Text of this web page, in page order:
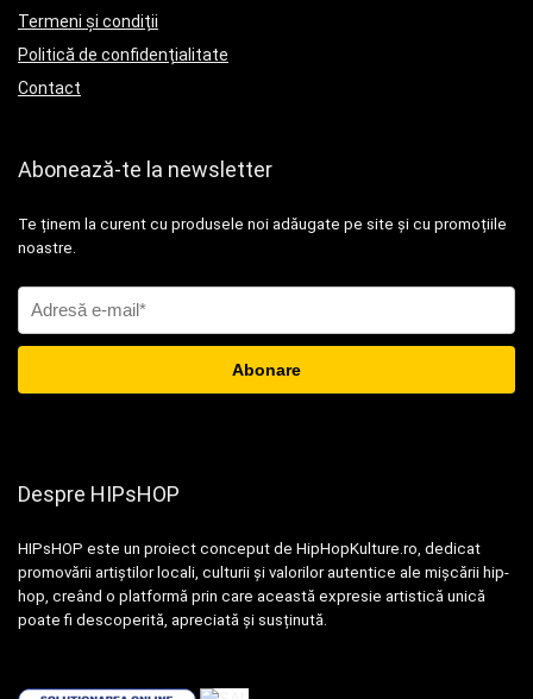
Termeni și condiții
Politică de confidențialitate
Contact
Abonează-te la newsletter
Te ținem la curent cu produsele noi adăugate pe site și cu promoțiile
noastre.
Despre HIPsHOP
HIPsHOP este un proiect conceput de HipHopKulture.ro, dedicat
promovării artiștilor locali, culturii și valorilor autentice ale mișcării hip-
hop, creând o platformă prin care această expresie artistică unică
poate fi descoperită, apreciată și susținută.